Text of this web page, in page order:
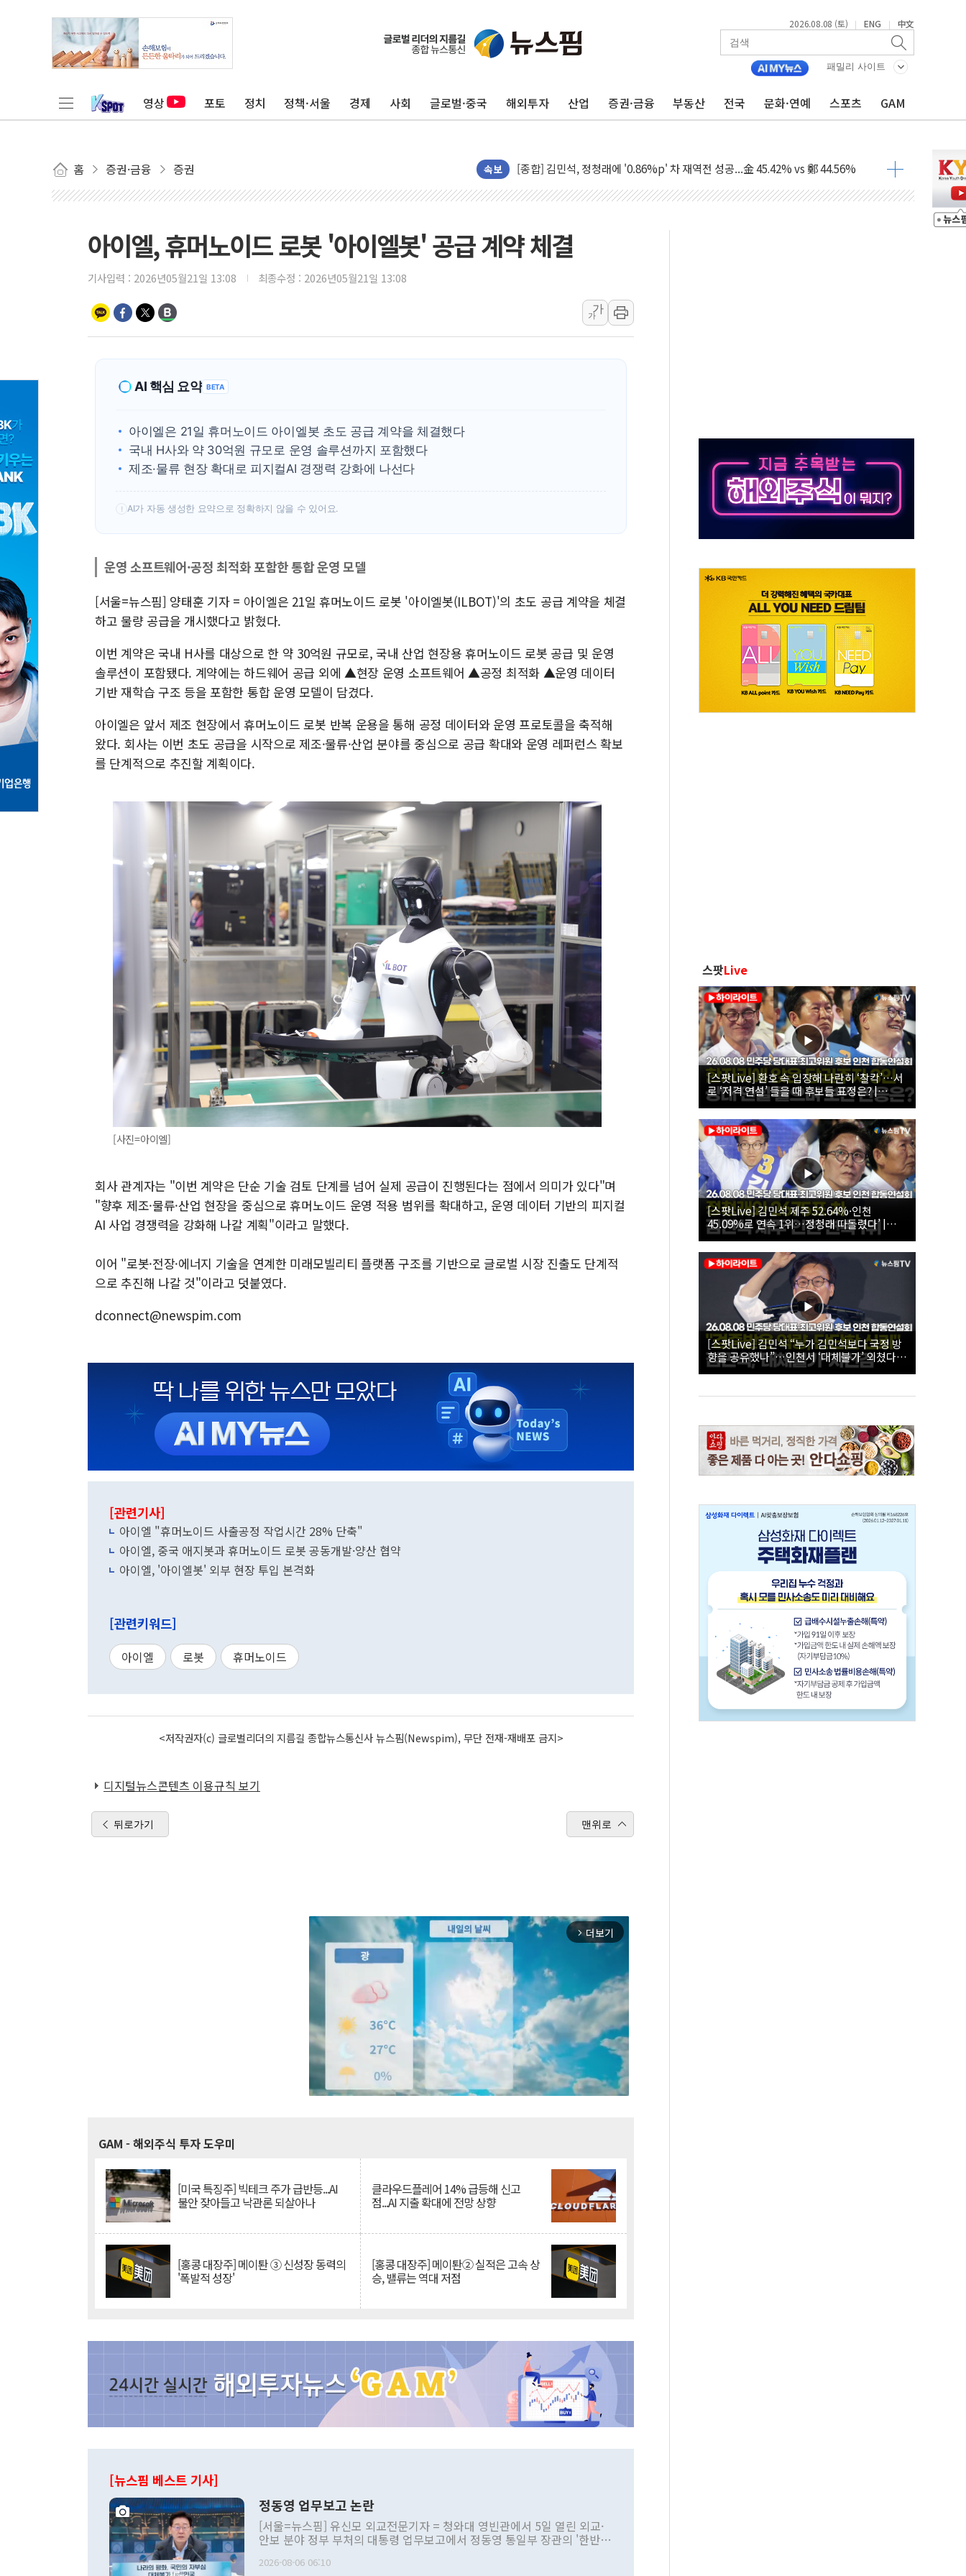
2026.08.08 (토) | ENG | 中文
패밀리 사이트
영상 포토 정치 정책·서울 경제 사회 글로벌·중국 해외투자 산업 증권·금융 부동산 전국 문화·연예 스포츠 GAM
홈 증권·금융 증권 속보
울진·영덕 '호우특보'-포항 '산사태 주의보'...경북도, 호우 피해·통제구간 없어
인천 합동연설회 나선 송영길·정청래·김민석 당대표 후보
김민석, 2주차 제주·인천 경선서 정청래에 승리...47.75% vs 42.08%
[속보] 민주, 제주·인천 경선 결과 발표...김민석 47.75% 정청래 42.08%
[속보] 민주, 인천 경선 결과 발표...김민석 45.09% 정청래 43.27% 송영길 11.63%
이번주 국내 주요 금융일정(8.10~8.14)
美, 이란전 출구전략 만지작…공습 한계·탄약 부족 현실화
강릉·동해·삼척 시간당 최대 50㎜ 폭우…강원 동해안 강한 비 이어져
폐기물 수거하다 참변…60대 환경미화원 수거차에 치여 사망
추미애, '위안부' 피해자 기림의 날 참석..."국제적 시민 연대로 목소리 내야"
인천 선재도 갯벌서 해루질 중 실종 60대 나흘만에 숨진 채 발견
인천서 말다툼 중 어머니 흉기 살해 10대 아들 체포
'화합' 꺼낸 김민석에 '뻔뻔' 받아친 정청래…제주 연설서 신경전 고조
李대통령, ISA 개편 재검토 지시…與 "적극 환영"·野 "졸속 국정"
아이엘, 휴머노이드 로봇 '아이엘봇' 공급 계약 체결
기사입력 : 2026년05월21일 13:08 최종수정 : 2026년05월21일 13:08
가
가
AI 핵심 요약 BETA
아이엘은 21일 휴머노이드 아이엘봇 초도 공급 계약을 체결했다
국내 H사와 약 30억원 규모로 운영 솔루션까지 포함했다
제조·물류 현장 확대로 피지컬AI 경쟁력 강화에 나선다
! AI가 자동 생성한 요약으로 정확하지 않을 수 있어요.
운영 소프트웨어·공정 최적화 포함한 통합 운영 모델
[서울=뉴스핌] 양태훈 기자 = 아이엘은 21일 휴머노이드 로봇 '아이엘봇(ILBOT)'의 초도 공급 계약을 체결
하고 물량 공급을 개시했다고 밝혔다.
이번 계약은 국내 H사를 대상으로 한 약 30억원 규모로, 국내 산업 현장용 휴머노이드 로봇 공급 및 운영
솔루션이 포함됐다. 계약에는 하드웨어 공급 외에 ▲현장 운영 소프트웨어 ▲공정 최적화 ▲운영 데이터
기반 재학습 구조 등을 포함한 통합 운영 모델이 담겼다.
아이엘은 앞서 제조 현장에서 휴머노이드 로봇 반복 운용을 통해 공정 데이터와 운영 프로토콜을 축적해
왔다. 회사는 이번 초도 공급을 시작으로 제조·물류·산업 분야를 중심으로 공급 확대와 운영 레퍼런스 확보
를 단계적으로 추진할 계획이다.
[사진=아이엘]
회사 관계자는 "이번 계약은 단순 기술 검토 단계를 넘어 실제 공급이 진행된다는 점에서 의미가 있다"며
"향후 제조·물류·산업 현장을 중심으로 휴머노이드 운영 적용 범위를 확대하고, 운영 데이터 기반의 피지컬
AI 사업 경쟁력을 강화해 나갈 계획"이라고 말했다.
이어 "로봇·전장·에너지 기술을 연계한 미래모빌리티 플랫폼 구조를 기반으로 글로벌 시장 진출도 단계적
으로 추진해 나갈 것"이라고 덧붙였다.
dconnect@newspim.com
[관련기사]
아이엘 "휴머노이드 사출공정 작업시간 28% 단축"
아이엘, 중국 애지봇과 휴머노이드 로봇 공동개발·양산 협약
아이엘, '아이엘봇' 외부 현장 투입 본격화
[관련키워드]
아이엘 로봇 휴머노이드
<저작권자(c) 글로벌리더의 지름길 종합뉴스통신사 뉴스핌(Newspim), 무단 전재-재배포 금지>
디지털뉴스콘텐츠 이용규칙 보기
뒤로가기 맨위로
arrow_forward_ios 더보기
GAM - 해외주식 투자 도우미
[미국 특징주] 빅테크 주가 급반등...AI
불안 잦아들고 낙관론 되살아나
클라우드플레어 14% 급등해 신고
점...AI 지출 확대에 전망 상향
[홍콩 대장주] 메이퇀 ③ 신성장 동력의
'폭발적 성장'
[홍콩 대장주] 메이퇀② 실적은 고속 상
승, 밸류는 역대 저점
[뉴스핌 베스트 기사]
정동영 업무보고 논란
[서울=뉴스핌] 유신모 외교전문기자 = 청와대 영빈관에서 5일 열린 외교·
안보 분야 정부 부처의 대통령 업무보고에서 정동영 통일부 장관의 '한반도
발언 중에는 정부 내 조율을 거치지 않은 사안을 정책으로 추진하겠다고 공
2026-08-06 06:10
스팟Live
[스팟Live] 환호 속 입장해 나란히 ‘찰칵’…서
로 ‘저격 연설’ 들을 때 후보들 표정은? |
26.08.08 더불어민주당 당대표·최고위원 후
보 인천 합동연설회
[스팟Live] 김민석 제주 52.64%·인천
45.09%로 연속 1위…정청래 따돌렸다’ |
26.08.08 더불어민주당 당대표·최고위원 후
보 인천 합동연설회
[스팟Live] 김민석 “누가 김민석보다 국정 방
향을 공유했나”…인천서 ‘대체불가’ 외쳤다 |
26.08.08 더불어민주당 당대표·최고위원 후